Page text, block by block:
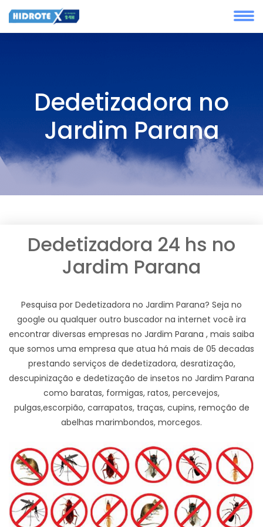
Dedetizadora no
Jardim Parana
Dedetizadora 24 hs no
Jardim Parana
Pesquisa por Dedetizadora no Jardim Parana? Seja no
google ou qualquer outro buscador na internet você ira
encontrar diversas empresas no Jardim Parana , mais saiba
que somos uma empresa que atua há mais de 05 decadas
prestando serviços de dedetizadora, desratização,
descupinização e dedetização de insetos no Jardim Parana
como baratas, formigas, ratos, percevejos,
pulgas,escorpião, carrapatos, traças, cupins, remoção de
abelhas marimbondos, morcegos.